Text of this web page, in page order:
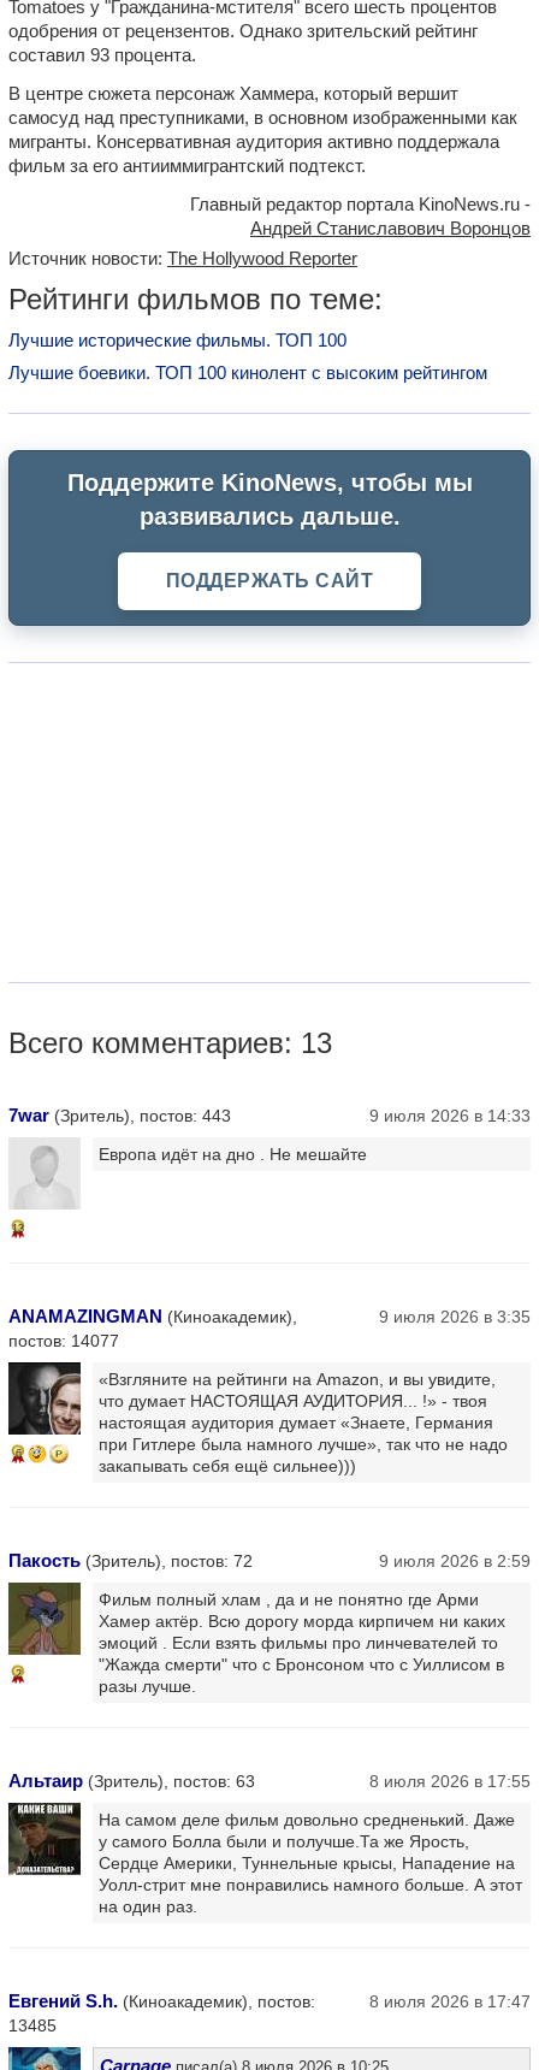
Tomatoes у "Гражданина-мстителя" всего шесть процентов
одобрения от рецензентов. Однако зрительский рейтинг
составил 93 процента.
В центре сюжета персонаж Хаммера, который вершит
самосуд над преступниками, в основном изображенными как
мигранты. Консервативная аудитория активно поддержала
фильм за его антииммигрантский подтекст.
Главный редактор портала KinoNews.ru -
Андрей Станиславович Воронцов
Источник новости: The Hollywood Reporter
Рейтинги фильмов по теме:
Лучшие исторические фильмы. ТОП 100
Лучшие боевики. ТОП 100 кинолент с высоким рейтингом
Поддержите KinoNews, чтобы мы
развивались дальше.
ПОДДЕРЖАТЬ САЙТ
Всего комментариев: 13
7war (Зритель), постов: 443 9 июля 2026 в 14:33
13
Европа идёт на дно . Не мешайте
ANAMAZINGMAN (Киноакадемик),
постов: 14077
9 июля 2026 в 3:35
6
«Взгляните на рейтинги на Amazon, и вы увидите,
что думает НАСТОЯЩАЯ АУДИТОРИЯ... !» - твоя
настоящая аудитория думает «Знаете, Германия
при Гитлере была намного лучше», так что не надо
закапывать себя ещё сильнее)))
Пакость (Зритель), постов: 72 9 июля 2026 в 2:59
2
Фильм полный хлам , да и не понятно где Арми
Хамер актёр. Всю дорогу морда кирпичем ни каких
эмоций . Если взять фильмы про линчевателей то
"Жажда смерти" что с Бронсоном что с Уиллисом в
разы лучше.
Альтаир (Зритель), постов: 63
8 июля 2026 в 17:55
На самом деле фильм довольно средненький. Даже
у самого Болла были и получше.Та же Ярость,
Сердце Америки, Туннельные крысы, Нападение на
Уолл-стрит мне понравились намного больше. А этот
на один раз.
Евгений S.h. (Киноакадемик), постов:
13485
8 июля 2026 в 17:47
Carnage